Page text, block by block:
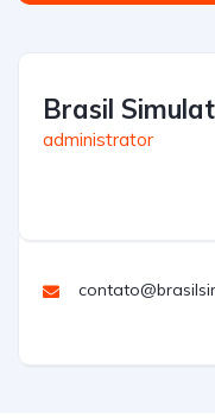
Brasil
administrator